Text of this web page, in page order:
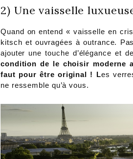
2) Une vaisselle
Quand on entend « vaisselle en
kitsch et ouvragées à outrance.
ajouter une touche d’élégance et
condition de le choisir moderne
faut pour être original ! Les
ne ressemble qu’à vous.